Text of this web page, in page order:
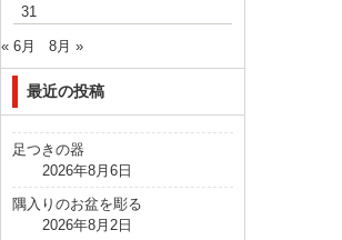
31
« 6月 8月 »
最近の投稿
足つきの器
2026年8月6日
隅入りのお盆を彫る
2026年8月2日